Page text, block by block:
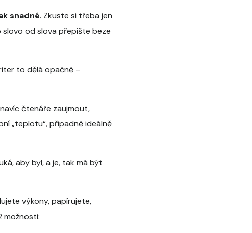
snadné. Zkuste si třeba jen
od slova přepište beze
to dělá opačně –
čtenáře zaujmout,
„teplotu“, případně ideálně
aby byl, a je, tak má být
výkony, papírujete,
možnosti: